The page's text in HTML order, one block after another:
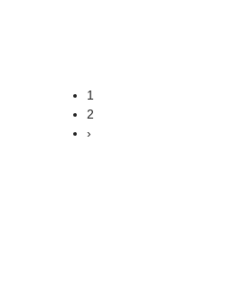
1
2
›